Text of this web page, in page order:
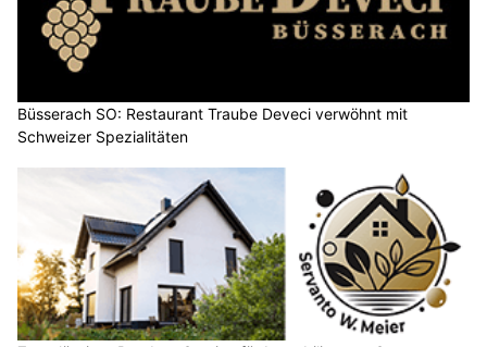
Büsserach SO: Restaurant Traube Deveci verwöhnt mit
Schweizer Spezialitäten